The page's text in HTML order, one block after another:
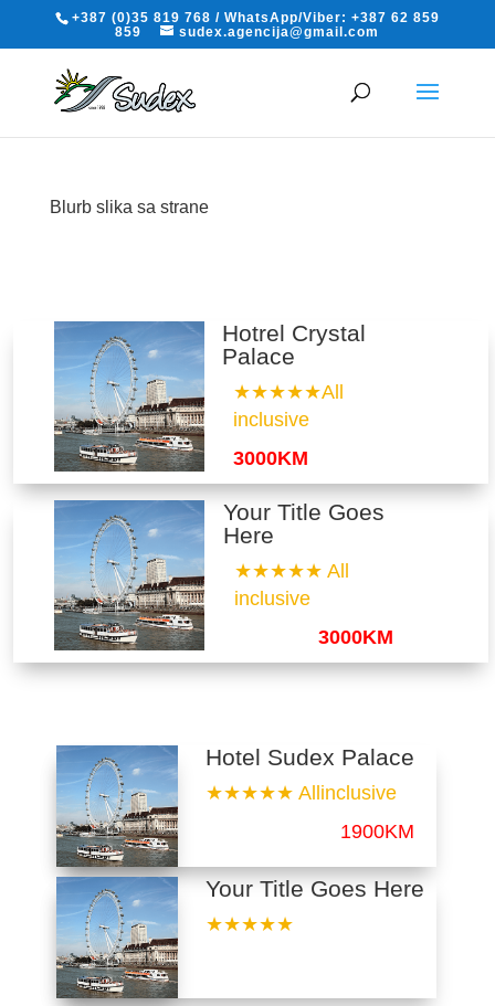
+387 (0)35 819 768 / WhatsApp/Viber: +387 62 859
859
sudex.agencija@gmail.com
Blurb slika sa strane
Hotrel Crystal
Palace
★★★★★All
inclusive
3000KM
Your Title Goes
Here
★★★★★ All
inclusive
3000KM
Hotel Sudex Palace
★★★★★ Allinclusive
1900KM
Your Title Goes Here
★★★★★